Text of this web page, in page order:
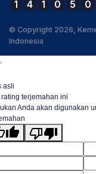
1 4 1 0 5 0
© Copyright 2026,
Indonesia
.
asli
terjemahan ini
Anda akan digunakan